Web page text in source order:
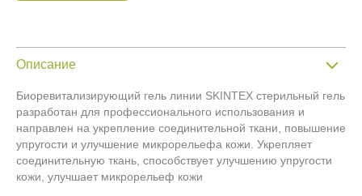
Описание
Биоревитализирующий гель линии SKINTEX стерильный гель
разработан для профессионального использования и
направлен на укрепление соединительной ткани, повышение
упругости и улучшение микрорельефа кожи. Укрепляет
соединительную ткань, способствует улучшению упругости
кожи, улучшает микрорельеф кожи